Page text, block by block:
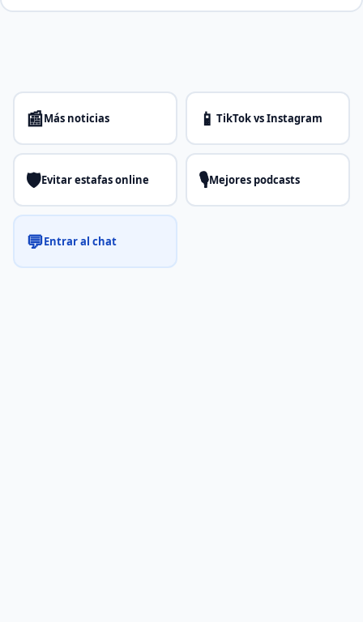
📰Más noticias 📱 TikTok vs Instagram
🛡️Evitar estafas online 🎙️Mejores podcasts
💬Entrar al chat